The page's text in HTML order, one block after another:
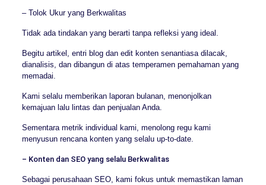
– Tolok Ukur yang Berkwalitas
Tidak ada tindakan yang berarti tanpa refleksi yang ideal.
Begitu artikel, entri blog dan edit konten senantiasa dilacak,
dianalisis, dan dibangun di atas temperamen pemahaman yang
memadai.
Kami selalu memberikan laporan bulanan, menonjolkan
kemajuan lalu lintas dan penjualan Anda.
Sementara metrik individual kami, menolong regu kami
menyusun rencana konten yang selalu up-to-date.
– Konten dan SEO yang selalu Berkwalitas
Sebagai perusahaan SEO, kami fokus untuk memastikan laman